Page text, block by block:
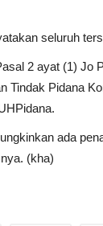
seluruh
2 ayat (1) Jo
Tindak Pidana
ada
(kha)